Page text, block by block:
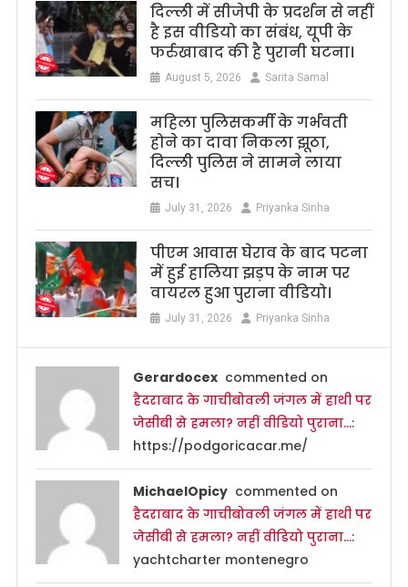
दिल्ली में सीजेपी के प्रदर्शन से नहीं
है इस वीडियो का संबंध, यूपी के
फर्रुखाबाद की है पुरानी घटना।
August 5, 2026 Sarita Samal
महिला पुलिसकर्मी के गर्भवती
होने का दावा निकला झूठा,
दिल्ली पुलिस ने सामने लाया
सच।
July 31, 2026 Priyanka Sinha
पीएम आवास घेराव के बाद पटना
में हुई हालिया झड़प के नाम पर
वायरल हुआ पुराना वीडियो।
July 31, 2026 Priyanka Sinha
Gerardocex commented on
हैदराबाद के गाचीबोवली जंगल में हाथी पर
जेसीबी से हमला? नहीं वीडियो पुराना…:
https://podgoricacar.me/
MichaelOpicy commented on
हैदराबाद के गाचीबोवली जंगल में हाथी पर
जेसीबी से हमला? नहीं वीडियो पुराना…:
yachtcharter montenegro